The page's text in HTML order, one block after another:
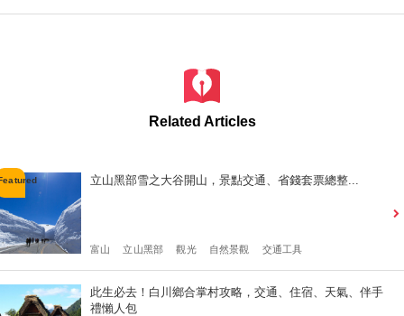
Related Articles
立山黑部雪之大谷開山，景點交通、省錢套票總整...
富山 立山黑部 觀光 自然景觀 交通工具
此生必去！白川鄉合掌村攻略，交通、住宿、天氣、伴手
禮懶人包